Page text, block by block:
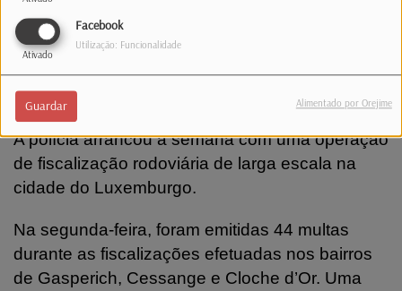
Facebook
Ativado
Utilização: Funcionalidade
Guardar Alimentado por Orejime
Estradas. Polícia emite 46 multas em
operação na capital
A polícia arrancou a semana com uma operação
de fiscalização rodoviária de larga escala na
cidade do Luxemburgo.
Na segunda-feira, foram emitidas 44 multas
durante as fiscalizações efetuadas nos bairros
de Gasperich, Cessange e Cloche d’Or. Uma